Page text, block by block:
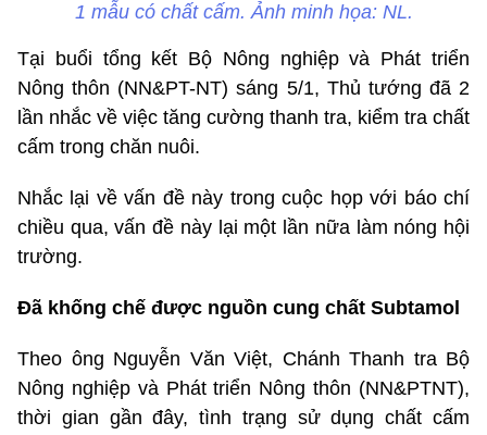
1 mẫu có chất cấm. Ảnh minh họa: NL.
Tại buổi tổng kết Bộ Nông nghiệp và Phát triển
Nông thôn (NN&PT-NT) sáng 5/1, Thủ tướng đã 2
lần nhắc về việc tăng cường thanh tra, kiểm tra chất
cấm trong chăn nuôi.
Nhắc lại về vấn đề này trong cuộc họp với báo chí
chiều qua, vấn đề này lại một lần nữa làm nóng hội
trường.
Đã khống chế được nguồn cung chất Subtamol
Theo ông Nguyễn Văn Việt, Chánh Thanh tra Bộ
Nông nghiệp và Phát triển Nông thôn (NN&PTNT),
thời gian gần đây, tình trạng sử dụng chất cấm